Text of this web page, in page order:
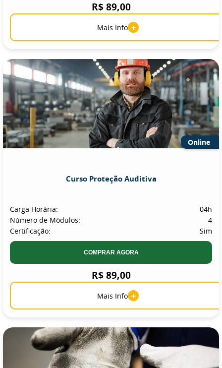
R$ 89,00
Mais Info +
Online
Curso Proteção Auditiva
Carga Horária:
04h
Número de Módulos:
4
Certificação:
Sim
COMPRAR AGORA
R$ 89,00
Mais Info +